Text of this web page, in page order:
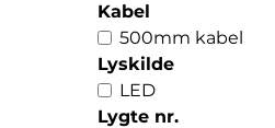
Kabel
500mm kabel
Lyskilde
LED
Lygte nr.